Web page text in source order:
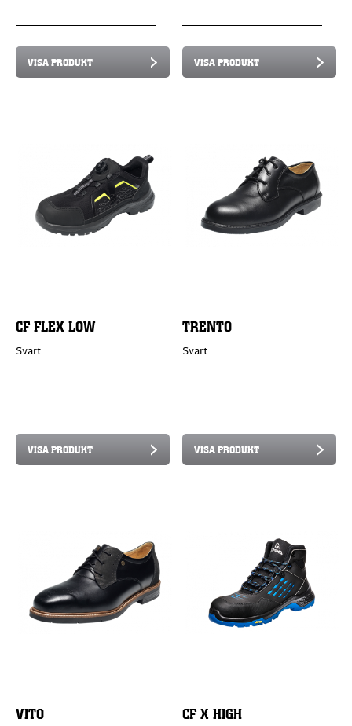
VISA PRODUKT VISA PRODUKT
CF FLEX LOW
Svart
VISA PRODUKT
TRENTO
Svart
VISA PRODUKT
VITO CF X HIGH